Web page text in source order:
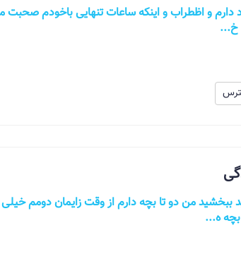
دارم و اظطراب و اینکه ساعات تنهایی باخودم صحبت
خ...
ببخشید من دو تا بچه دارم از وقت زایمان دومم
ه...